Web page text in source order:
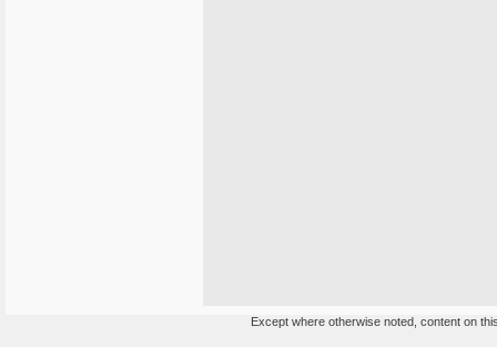
Except where otherwise noted, content on